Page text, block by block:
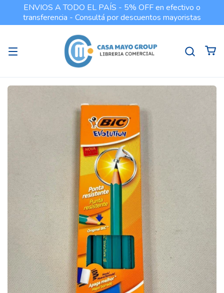
ENVIOS A TODO EL PAÍS - 5% OFF en efectivo o
transferencia - Consultá por descuentos mayoristas